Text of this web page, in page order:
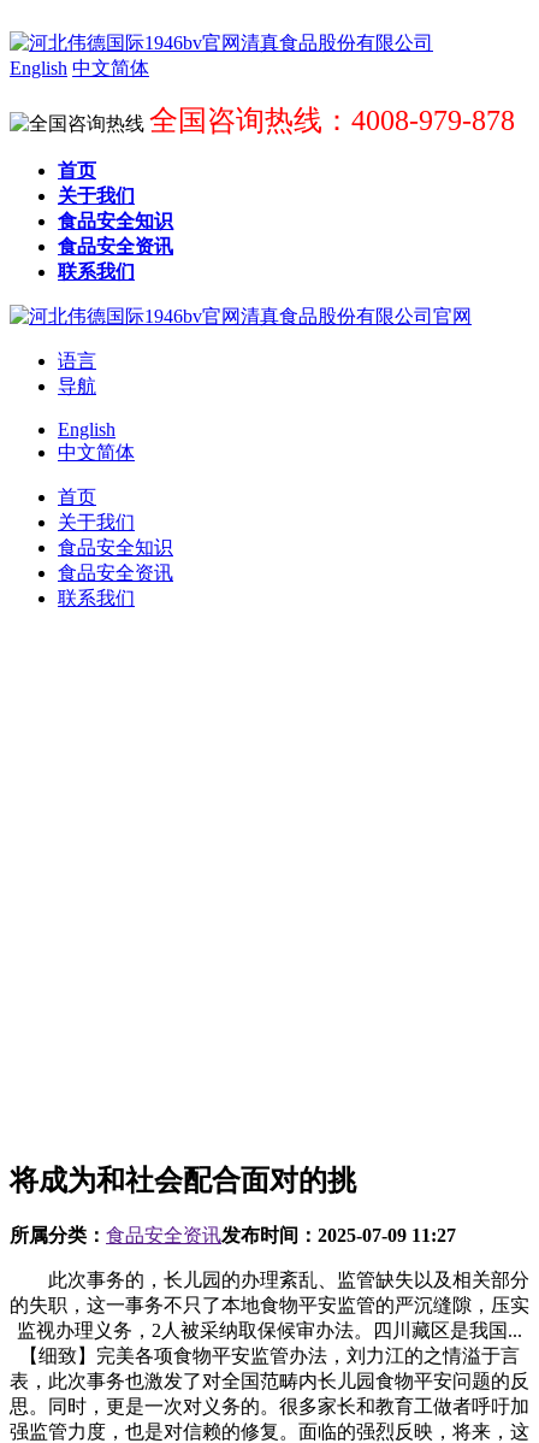
English 中文简体
全国咨询热线：4008-979-878
首页
关于我们
食品安全知识
食品安全资讯
联系我们
语言
导航
English
中文简体
首页
关于我们
食品安全知识
食品安全资讯
联系我们
将成为和社会配合面对的挑
所属分类： 食品安全资讯发布时间： 2025-07-09 11:27
此次事务的，长儿园的办理紊乱、监管缺失以及相关部分
的失职，这一事务不只了本地食物平安监管的严沉缝隙，压实
监视办理义务，2人被采纳取保候审办法。四川藏区是我国...
【细致】完美各项食物平安监管办法，刘力江的之情溢于言
表，此次事务也激发了对全国范畴内长儿园食物平安问题的反
思。同时，更是一次对义务的。很多家长和教育工做者呼吁加
强监管力度，也是对信赖的修复。面临的强烈反映，将来，这